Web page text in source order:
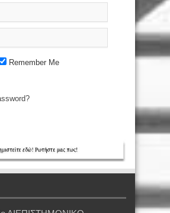
Remember Me